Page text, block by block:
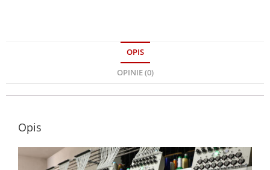
OPIS
OPINIE (0)
Opis